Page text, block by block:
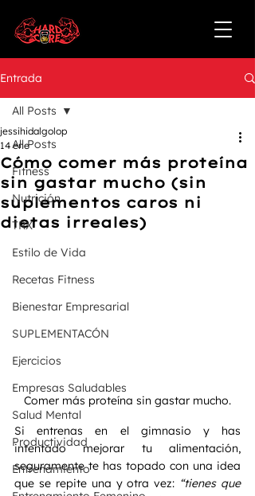
Entrada
All Posts
Fitness
Nutrición
TRX
Estilo de Vida
Recetas Fitness
Bienestar Empresarial
SUPLEMENTACÓN
Ejercicios
Empresas Saludables
Salud Mental
Productividad
Entrenamiento
All Posts
Cómo comer más proteína
sin gastar mucho (sin
suplementos caros ni
dietas irreales)
jessihidalgolop
14 ene
Comer más proteína sin gastar mucho.
Si entrenas en el gimnasio y has
intentado mejorar tu alimentación,
seguramente te has topado con una idea
que se repite una y otra vez: “tienes que